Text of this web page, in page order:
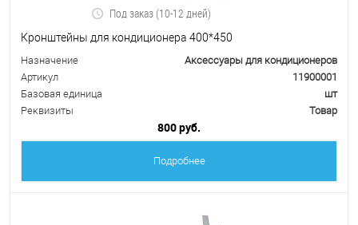
Под заказ (10-12 дней)
Кронштейны для кондиционера 400*450
Назначение
Аксессуары для кондиционеров
Артикул
11900001
Базовая единица
шт
Реквизиты
Товар
800 руб.
Подробнее